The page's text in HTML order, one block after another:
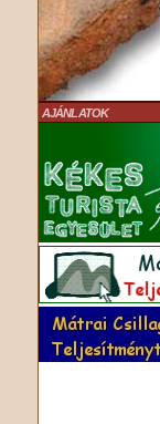
AJÁNLATOK